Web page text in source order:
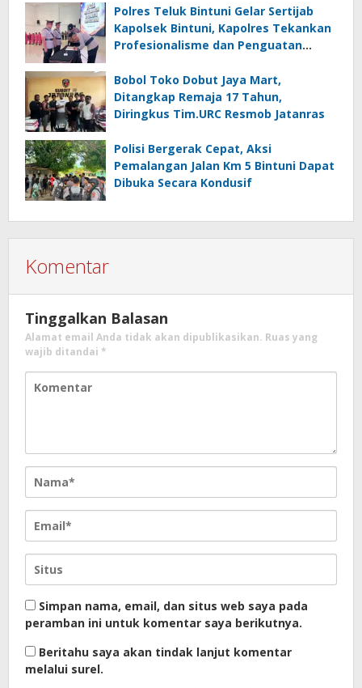
Polres Teluk Bintuni Gelar Sertijab
Kapolsek Bintuni, Kapolres Tekankan
Profesionalisme dan Penguatan
Bobol Toko Dobut Jaya Mart,
Ditangkap Remaja 17 Tahun,
Diringkus Tim.URC Resmob Jatanras
Polisi Bergerak Cepat, Aksi
Pemalangan Jalan Km 5 Bintuni Dapat
Dibuka Secara Kondusif
Komentar
Tinggalkan Balasan
Alamat email Anda tidak akan dipublikasikan. Ruas yang
wajib ditandai *
Simpan nama, email, dan situs web saya pada
peramban ini untuk komentar saya berikutnya.
Beritahu saya akan tindak lanjut komentar
melalui surel.